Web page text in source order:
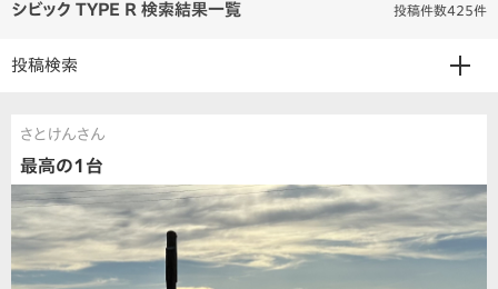
シビック TYPE R 検索結果一覧 投稿件数425件
投稿検索
さとけんさん
最高の1台